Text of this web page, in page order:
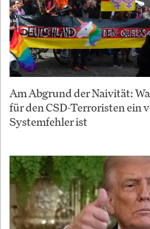
Am Abgrund der Naivität:
für den CSD-Terroristen ein
Systemfehler ist